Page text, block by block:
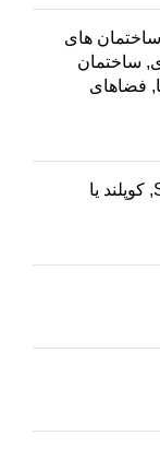
ساختمان های
ساختمان
فضاهای
اسکرال (چرخشی) | Scroll, کوپلند یا